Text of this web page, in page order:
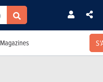
Magazines